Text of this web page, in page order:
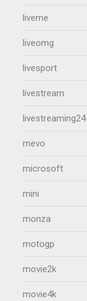
liveme
liveomg
livesport
livestream
livestreaming24
mevo
microsoft
mini
monza
motogp
movie2k
movie4k